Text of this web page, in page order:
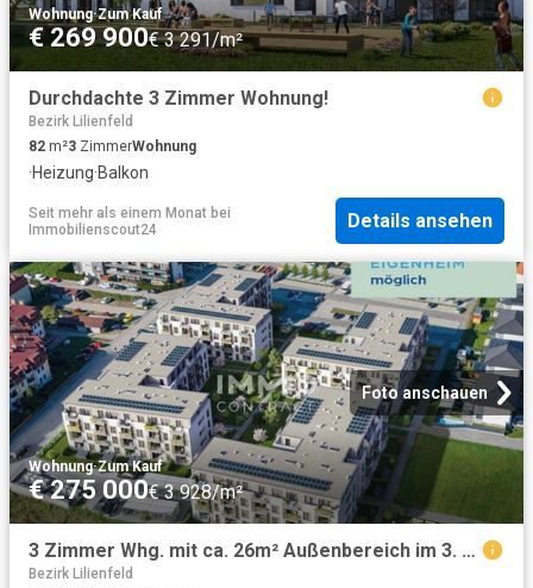
Wohnung·Zum Kauf
€ 269 900€ 3 291/m²
Durchdachte 3 Zimmer Wohnung!
Bezirk Lilienfeld
82 m²3 ZimmerWohnung
·Heizung·Balkon
Seit mehr als einem Monat bei
Immobilienscout24
Details ansehen
Foto anschauen
Wohnung·Zum Kauf
€ 275 000€ 3 928/m²
3 Zimmer Whg. mit ca. 26m² Außenbereich im 3. Stock, Neubau und Provisionsfrei!
Bezirk Lilienfeld